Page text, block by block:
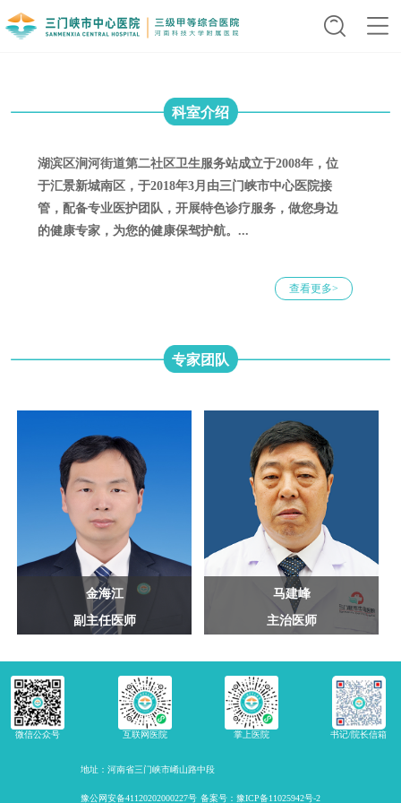
科室介绍
湖滨区涧河街道第二社区卫生服务站成立于2008年，位
于汇景新城南区，于2018年3月由三门峡市中心医院接
管，配备专业医护团队，开展特色诊疗服务，做您身边
的健康专家，为您的健康保驾护航。...
查看更多>
专家团队
金海江
副主任医师
马建峰
主治医师
微信公众号 互联网医院 掌上医院 书记/院长信箱
地址：河南省三门峡市崤山路中段
豫公网安备41120202000227号 备案号：豫ICP备11025942号-2